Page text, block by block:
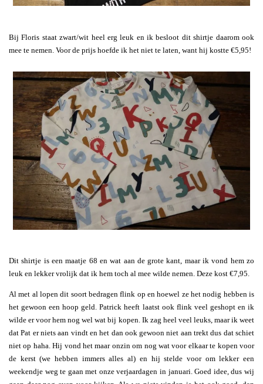
Bij Floris staat zwart/wit heel erg leuk en ik besloot dit shirtje daarom ook
mee te nemen. Voor de prijs hoefde ik het niet te laten, want hij kostte €5,95!
Dit shirtje is een maatje 68 en wat aan de grote kant, maar ik vond hem zo
leuk en lekker vrolijk dat ik hem toch al mee wilde nemen. Deze kost €7,95.
Al met al lopen dit soort bedragen flink op en hoewel ze het nodig hebben is
het gewoon een hoop geld. Patrick heeft laatst ook flink veel geshopt en ik
wilde er voor hem nog wel wat bij kopen. Ik zag heel veel leuks, maar ik weet
dat Pat er niets aan vindt en het dan ook gewoon niet aan trekt dus dat schiet
niet op haha. Hij vond het maar onzin om nog wat voor elkaar te kopen voor
de kerst (we hebben immers alles al) en hij stelde voor om lekker een
weekendje weg te gaan met onze verjaardagen in januari. Goed idee, dus wij